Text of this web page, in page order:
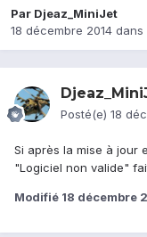
Par Djeaz_MiniJet
18 décembre 2014 dans
Posté(e) 18
Si après la mise à jour
"Logiciel non valide"
Modifié 18 décembre